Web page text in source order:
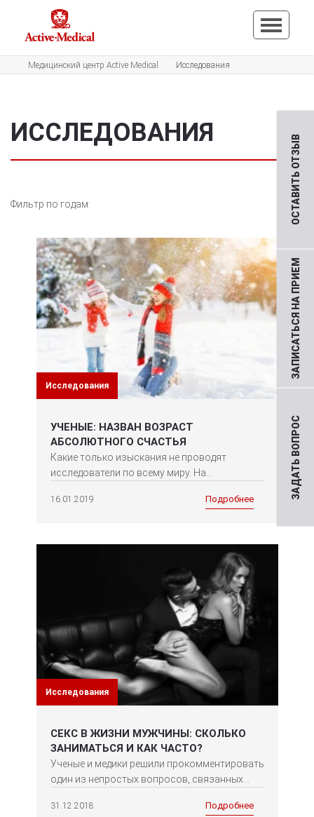
ЗАДАТЬ ВОПРОС
ЗАПИСАТЬСЯ НА ПРИЕМ
ОСТАВИТЬ ОТЗЫВ
Медицинский центр Active Medical Исследования
ИССЛЕДОВАНИЯ
Фильтр по годам:
Исследования
УЧЕНЫЕ: НАЗВАН ВОЗРАСТ
АБСОЛЮТНОГО СЧАСТЬЯ
Какие только изыскания не проводят
исследователи по всему миру. На...
16.01.2019 Подробнее
Исследования
СЕКС В ЖИЗНИ МУЖЧИНЫ: СКОЛЬКО
ЗАНИМАТЬСЯ И КАК ЧАСТО?
Ученые и медики решили прокомментировать
один из непростых вопросов, связанных...
31.12.2018 Подробнее